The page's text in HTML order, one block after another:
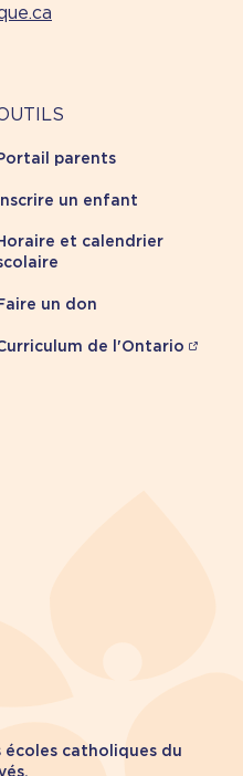
parents
un enfant
et calendrier
un don
de l'Ontario
écoles catholiques du